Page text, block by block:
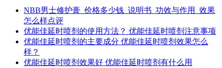
NBB男士修护膏_价格多少钱_说明书_功效与作用_效果
怎么样点评
优能佳延时喷剂的使用方法？ 优能佳延时喷剂注意事项
优能佳延时喷剂的主要成分 优能佳延时喷剂效果怎么
样？
优能佳延时喷剂效果好 优能佳延时喷剂有什么用